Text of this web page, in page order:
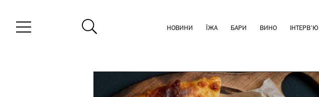
НОВИНИ ЇЖА БАРИ ВИНО ІНТЕРВ'Ю